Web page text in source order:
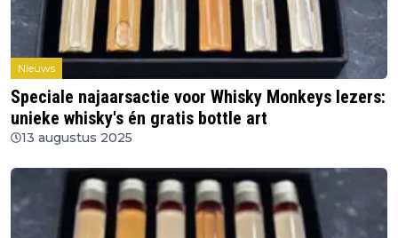
Nieuws
Speciale najaarsactie voor Whisky Monkeys lezers:
unieke whisky's én gratis bottle art
13 augustus 2025